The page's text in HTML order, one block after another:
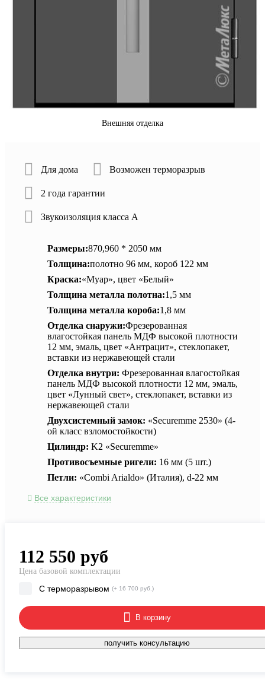
Внешняя отделка
Для дома Возможен терморазрыв
2 года гарантии
Звукоизоляция класса А
Размеры:870,960 * 2050 мм
Толщина:полотно 96 мм, короб 122 мм
Краска:«Муар», цвет «Белый»
Толщина металла полотна:1,5 мм
Толщина металла короба:1,8 мм
Отделка снаружи:Фрезерованная
влагостойкая панель МДФ высокой плотности
12 мм, эмаль, цвет «Антрацит», стеклопакет,
вставки из нержавеющей стали
Отделка внутри: Фрезерованная влагостойкая
панель МДФ высокой плотности 12 мм, эмаль,
цвет «Лунный свет», стеклопакет, вставки из
нержавеющей стали
Двухсистемный замок: «Securemme 2530» (4-
ой класс взломостойкости)
Цилиндр: K2 «Securemme»
Противосъемные ригели: 16 мм (5 шт.)
Петли: «Combi Arialdo» (Италия), d-22 мм
Все характеристики
112 550 руб
Цена базовой комплектации
С терморазрывом (+ 16 700 руб.)
В корзину
получить консультацию